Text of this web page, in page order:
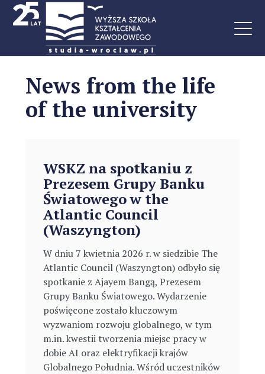
News from the life
of the university
WSKZ na spotkaniu z
Prezesem Grupy Banku
Światowego w the
Atlantic Council
(Waszyngton)
W dniu 7 kwietnia 2026 r. w siedzibie The
Atlantic Council (Waszyngton) odbyło się
spotkanie z Ajayem Bangą, Prezesem
Grupy Banku Światowego. Wydarzenie
poświęcone zostało kluczowym
wyzwaniom rozwoju globalnego, w tym
m.in. kwestii tworzenia miejsc pracy w
dobie AI oraz elektryfikacji krajów
Globalnego Południa. Wśród uczestników